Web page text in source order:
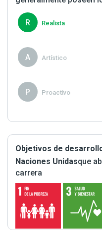
R Realista
A Artístico
P Proactivo
Objetivos de
Naciones Unidasque
carrera